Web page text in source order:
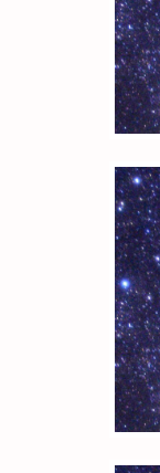
中
レ
う